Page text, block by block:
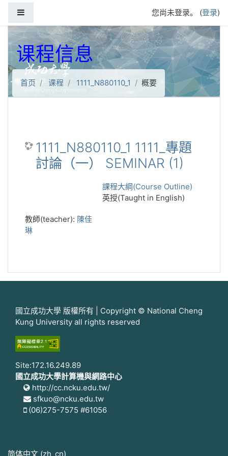
您尚未登录。 (登录)
课程信息
首页 课程 1111_N880110_1 概要
1111_N880110_1 1111_專題
討論（一） SEMINAR (1)
課程大綱(Course Outline)
英授(Taught in English)
教師(teacher): 陳佳
琳
國立成功大學 版權所有 | Copyright © National Cheng
Kung University all rights reserved
Site:172.16.249.89
國立成功大學計算機與網路中心
http://cc.ncku.edu.tw/
sfkuo@ncku.edu.tw
(06)275-7575 #61056
简体中文 ‎(zh_cn)‎